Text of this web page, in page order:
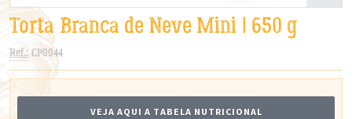
Torta Branca de Neve Mini | 650 g
Ref.: CP0044
VEJA AQUI A TABELA NUTRICIONAL